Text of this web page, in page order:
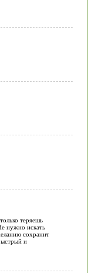
теряешь
нужно искать
сохранит
и